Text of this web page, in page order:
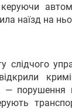
наїзд на
слідчого
— порушення